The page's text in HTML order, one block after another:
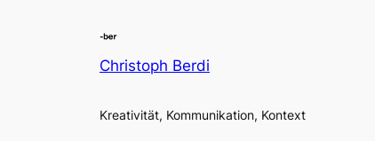
Christoph Berdi
Kreativität, Kommunikation, Kontext